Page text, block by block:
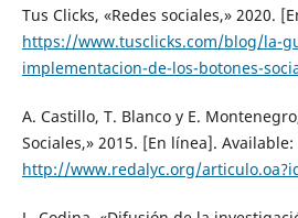
Tus Clicks, «Redes sociales,» 2020.
https://www.tusclicks.com/blog/la-
implementacion-de-los-botones-
A. Castillo, T. Blanco y E.
Sociales,» 2015. [En línea]. Available:
http://www.redalyc.org/